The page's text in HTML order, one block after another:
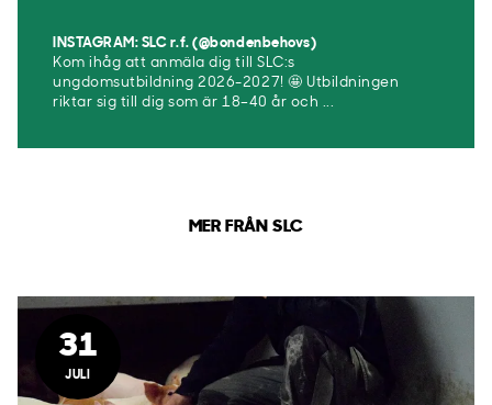
INSTAGRAM: SLC r.f. (@bondenbehovs)
Kom ihåg att anmäla dig till SLC:s
ungdomsutbildning 2026-2027! 🤩 Utbildningen
riktar sig till dig som är 18–40 år och ...
MER FRÅN SLC
31
JULI